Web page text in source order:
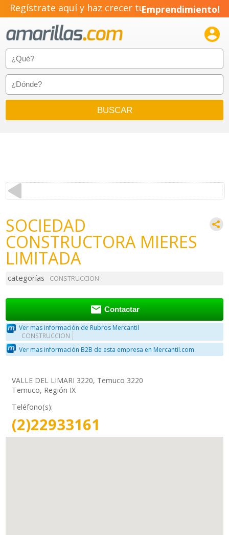
Regístrate aquí y haz crecer tuEmprendimiento!

SOCIEDAD
CONSTRUCTORA MIERES
LIMITADA
categorías CONSTRUCCION
 Contactar
Ver mas información de Rubros Mercantil
CONSTRUCCION
Ver mas información B2B de esta empresa en Mercantil.com
VALLE DEL LIMARI 3220, Temuco 3220
Temuco, Región IX
Teléfono(s):
(2)22933161